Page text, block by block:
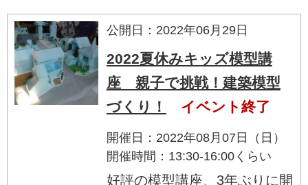
公開日：2022年06月29日
2022夏休みキッズ模型講
座 親子で挑戦！建築模型
づくり！
イベント終了
開催日：2022年08月07日（日）
開催時間：13:30-16:00くらい
好評の模型講座、3年ぶりに開